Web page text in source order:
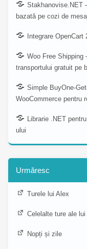
Stakhanovise.NET
bazată pe cozi de
Integrare
Woo Free Shipping
transportului gratuit pe
Simple BuyOne-
WooCommerce pentru
Librarie .NET
ului
Urmăresc
Turele lui Alex
Celelalte ture ale lui
Nopți și zile